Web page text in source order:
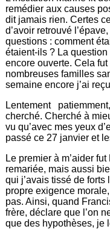
remédier aux causes
dit jamais rien. Certes
d’avoir retrouvé
questions : comment
étaient-ils ? La
encore ouverte. Cela
nombreuses familles
semaine encore j’ai
Lentement
cherché. Cherché à
vu qu’avec mes yeux
passé ce 27 janvier et
Le premier à m’aider
remariée, mais aussi
qui j’avais tissé de
propre exigence
pas. Ainsi, quand
frère, déclare que l’on
que des hypothèses, je